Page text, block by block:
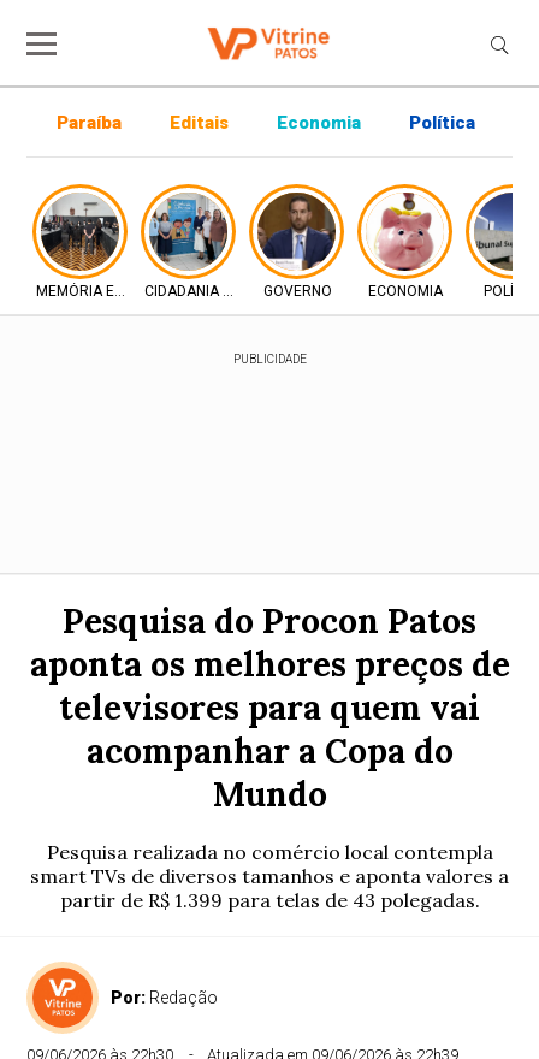
Paraíba Editais Economia Política
MEMÓRIA E DIREITOCIDADANIA E INCLUSÃO
GOVERNO ECONOMIA
PUBLICIDADE
Pesquisa do Procon Patos
aponta os melhores preços de
televisores para quem vai
acompanhar a Copa do
Mundo
Pesquisa realizada no comércio local contempla
smart TVs de diversos tamanhos e aponta valores a
partir de R$ 1.399 para telas de 43 polegadas.
Por: Redação
09/06/2026 às 22h30 Atualizada em 09/06/2026 às 22h39